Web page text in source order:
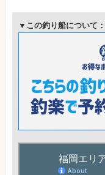
▼この釣り船について：